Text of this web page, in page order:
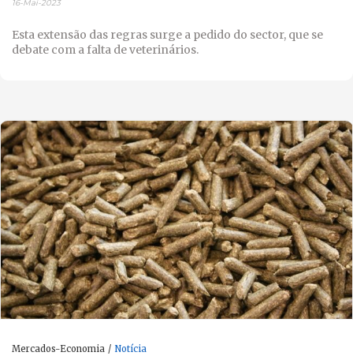
16-Mai-2023
Esta extensão das regras surge a pedido do sector, que se
debate com a falta de veterinários.
Mercados-Economia Notícia